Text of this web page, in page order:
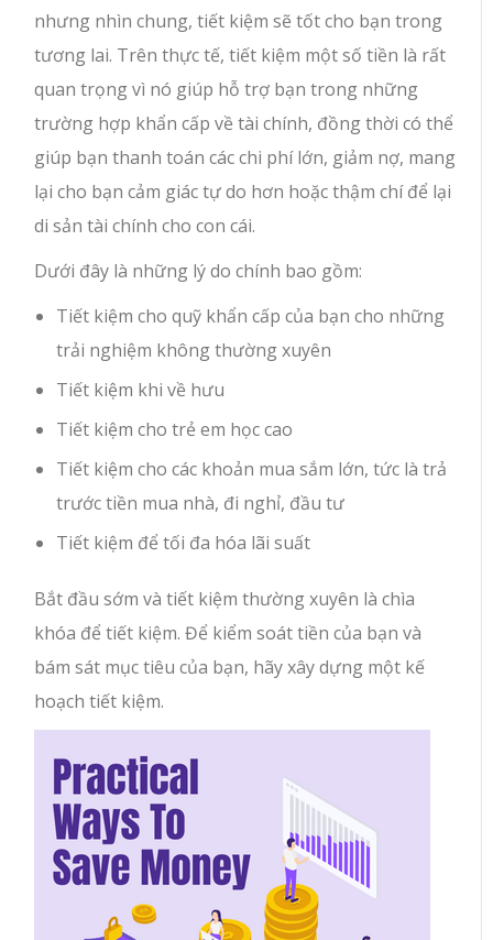
nhưng nhìn chung, tiết kiệm sẽ tốt cho bạn trong
tương lai. Trên thực tế, tiết kiệm một số tiền là rất
quan trọng vì nó giúp hỗ trợ bạn trong những
trường hợp khẩn cấp về tài chính, đồng thời có thể
giúp bạn thanh toán các chi phí lớn, giảm nợ, mang
lại cho bạn cảm giác tự do hơn hoặc thậm chí để lại
di sản tài chính cho con cái.
Dưới đây là những lý do chính bao gồm:
Tiết kiệm cho quỹ khẩn cấp của bạn cho những
trải nghiệm không thường xuyên
Tiết kiệm khi về hưu
Tiết kiệm cho trẻ em học cao
Tiết kiệm cho các khoản mua sắm lớn, tức là trả
trước tiền mua nhà, đi nghỉ, đầu tư
Tiết kiệm để tối đa hóa lãi suất
Bắt đầu sớm và tiết kiệm thường xuyên là chìa
khóa để tiết kiệm. Để kiểm soát tiền của bạn và
bám sát mục tiêu của bạn, hãy xây dựng một kế
hoạch tiết kiệm.